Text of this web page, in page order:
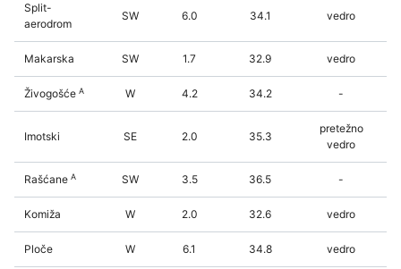
Split-
aerodrom
SW 6.0 34.1 vedro
Makarska SW 1.7 32.9 vedro
Živogošće A W 4.2 34.2 -
Imotski SE 2.0 35.3
pretežno
vedro
Rašćane A SW 3.5 36.5 -
Komiža W 2.0 32.6 vedro
Ploče W 6.1 34.8 vedro